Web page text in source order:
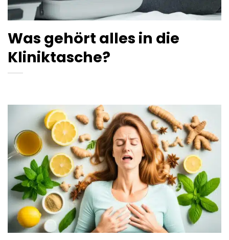
Was gehört alles in die
Kliniktasche?